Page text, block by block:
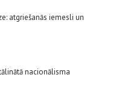
atgriešanās iemesli un
nacionālisma